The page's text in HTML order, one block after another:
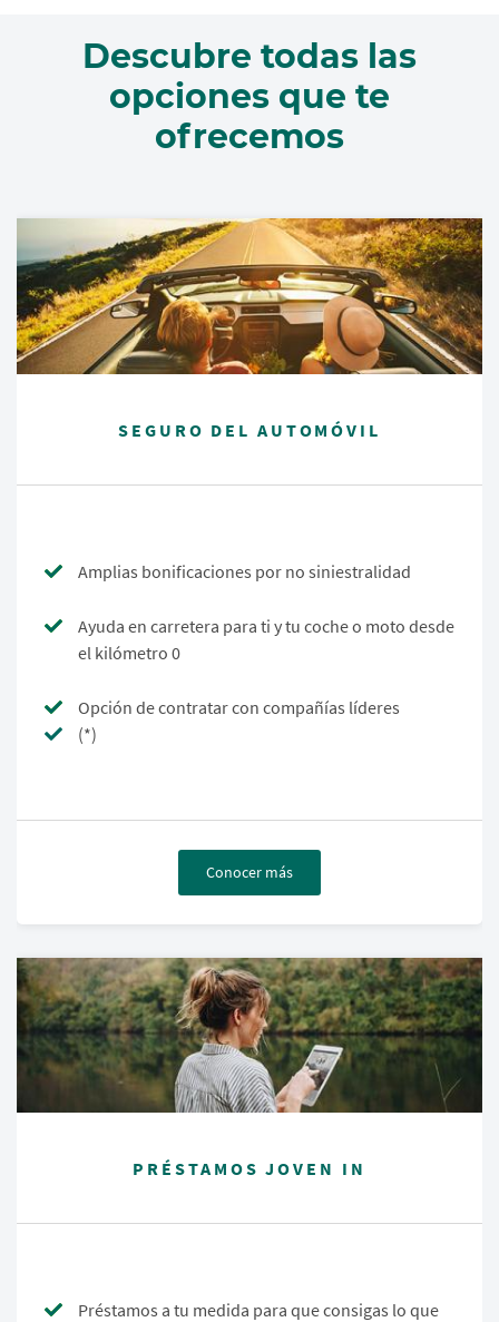
Descubre todas las
opciones que te
ofrecemos
SEGURO DEL AUTOMÓVIL
Amplias bonificaciones por no siniestralidad
Ayuda en carretera para ti y tu coche o moto desde
el kilómetro 0
Opción de contratar con compañías líderes
(*)
Conocer más
PRÉSTAMOS JOVEN IN
Préstamos a tu medida para que consigas lo que